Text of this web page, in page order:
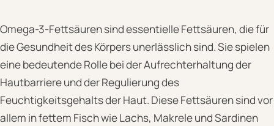
Omega-3-Fettsäuren sind essentielle Fettsäuren, die für
die Gesundheit des Körpers unerlässlich sind. Sie spielen
eine bedeutende Rolle bei der Aufrechterhaltung der
Hautbarriere und der Regulierung des
Feuchtigkeitsgehalts der Haut. Diese Fettsäuren sind vor
allem in fettem Fisch wie Lachs, Makrele und Sardinen